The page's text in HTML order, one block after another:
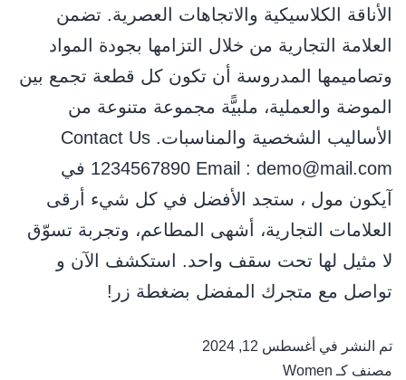
اﻷﻧﺎﻗﺔ اﻟﻜﻼﺳﻴﻜﻴﺔ واﻻﺗﺠﺎﻫﺎت اﻟﻌﺼﺮﻳﺔ. ﺗﻀﻤﻦ
اﻟﻌﻼﻣﺔ اﻟﺘﺠﺎرﻳﺔ ﻣﻦ ﺧﻼل اﻟﺘﺰاﻣﻬﺎ ﺑﺠﻮدة اﻟﻤﻮاد
وﺗﺼﺎﻣﻴﻤﻬﺎ اﻟﻤﺪروﺳﺔ أن ﺗﻜﻮن ﻛﻞ ﻗﻄﻌﺔ ﺗﺠﻤﻊ ﺑﻴﻦ
اﻟﻤﻮﺿﺔ واﻟﻌﻤﻠﻴﺔ، ﻣﻠﺒﻴًّﺔ ﻣﺠﻤﻮﻋﺔ ﻣﺘﻨﻮﻋﺔ ﻣﻦ
اﻷﺳﺎﻟﻴﺐ اﻟﺸﺨﺼﻴﺔ واﻟﻤﻨﺎﺳﺒﺎت. Contact Us
1234567890 Email : demo@mail.com في
آيكون مول ، ستجد الأفضل في كل شيء أرقى
العلامات التجارية، أشهى المطاعم، وتجربة تسوّق
لا مثيل لها تحت سقف واحد. استكشف الآن و
تواصل مع متجرك المفضل بضغطة زر!
تم النشر في أغسطس 12, 2024
مصنف كـ Women